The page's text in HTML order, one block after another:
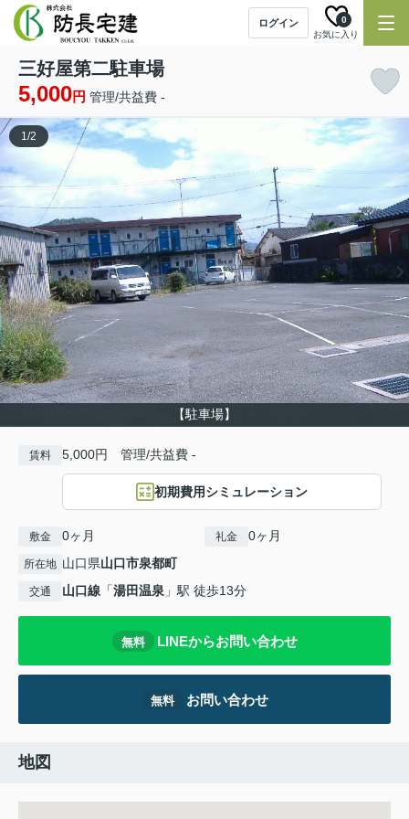
ログイン
お気に入り
0
三好屋第二駐車場
5,000円 管理/共益費 -
【駐車場】
1/2
賃料 5,000円 管理/共益費 -
初期費用シミュレーション
敷金 0ヶ月 礼金 0ヶ月
所在地 山口県山口市泉都町
交通 山口線 「湯田温泉 」駅 徒歩13分
無料 LINEからお問い合わせ
無料 お問い合わせ
地図